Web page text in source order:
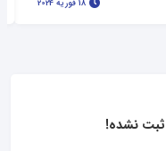
ثبت نشده!